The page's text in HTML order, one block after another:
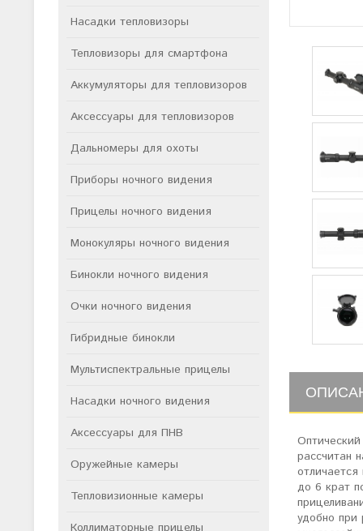
Насадки тепловизоры
Тепловизоры для смартфона
Аккумуляторы для тепловизоров
Аксессуары для тепловизоров
Дальномеры для охоты
Приборы ночного видения
Прицелы ночного видения
Монокуляры ночного видения
Бинокли ночного видения
Очки ночного видения
Гибридные бинокли
Мультиспектральные прицелы
Насадки ночного видения
Аксессуары для ПНВ
Оружейные камеры
Тепловизионные камеры
Коллиматорные прицелы
рассчитан
до 6 крат
удобно при